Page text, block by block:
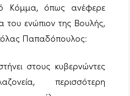
Κόμμα, όπως ανέφερε
του ενώπιον της Βουλής,
Παπαδόπουλος:
κυβερνώντες
περισσότερη